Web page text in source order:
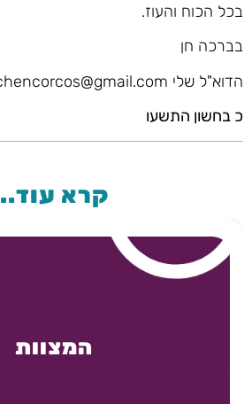
בכל הכוח והעוז.
בברכה חן
הדוא"ל שלי chencorcos@gmail.com
כ בחשון התשעו
קרא עוד..
המצוות